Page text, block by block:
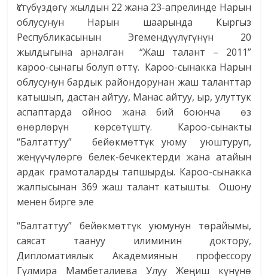
Үстүбүздөгү жылдын 22 жана 23-апрелинде Нарын
облусунун Нарын шаарында Кыргыз
Республикасынын Эгемендүүлүгүнүн 20
жылдыгына арналган “Жаш талант – 2011”
кароо-сынагы болуп өттү. Кароо-сынакка Нарын
облусунун бардык райондорунан жаш таланттар
катышып, дастан айтуу, Манас айтуу, ыр, улуттук
аспаптарда ойноо жана бий боюнча өз
өнөрлөрүн көрсөтүштү. Кароо-сынакты
“Балтаттуу” бейөкмөттүк уюму уюштуруп,
жеңүүчүлөргө белек-бечкектерди жана атайын
ардак грамоталарды тапшырды. Кароо-сынакка
жалпысынан 369 жаш талант катышты. Ошону
менен бирге эле
“Балтаттуу” бейөкмөттүк уюмунун төрайымы,
саясат таануу илиминин доктору,
Дипломатиялык Академиянын профессору
Гүлмира Мамбеталиева Улуу Жеңиш күнүнө